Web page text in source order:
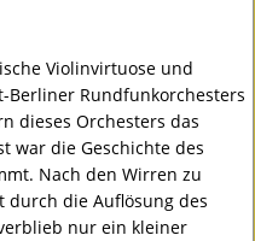
Violinvirtuose und
Berliner Rundfunkorchesters
dieses Orchesters das
war die Geschichte des
Nach den Wirren zu
durch die Auflösung des
nur ein kleiner